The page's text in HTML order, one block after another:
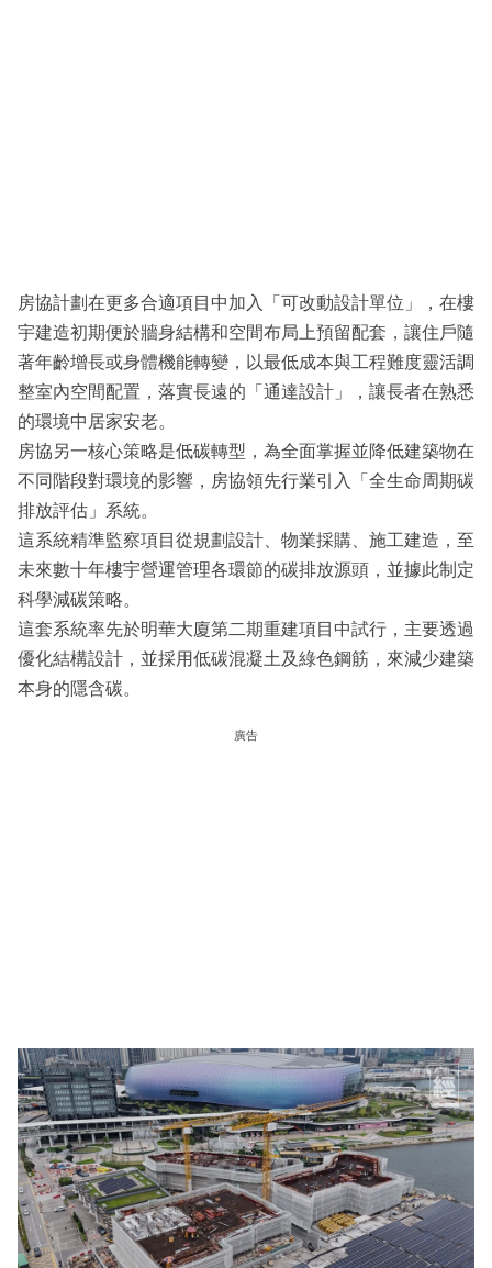
房協計劃在更多合適項目中加入「可改動設計單位」，在樓
宇建造初期便於牆身結構和空間布局上預留配套，讓住戶隨
著年齡增長或身體機能轉變，以最低成本與工程難度靈活調
整室內空間配置，落實長遠的「通達設計」，讓長者在熟悉
的環境中居家安老。
房協另一核心策略是低碳轉型，為全面掌握並降低建築物在
不同階段對環境的影響，房協領先行業引入「全生命周期碳
排放評估」系統。
這系統精準監察項目從規劃設計、物業採購、施工建造，至
未來數十年樓宇營運管理各環節的碳排放源頭，並據此制定
科學減碳策略。
這套系統率先於明華大廈第二期重建項目中試行，主要透過
優化結構設計，並採用低碳混凝土及綠色鋼筋，來減少建築
本身的隱含碳。
廣告